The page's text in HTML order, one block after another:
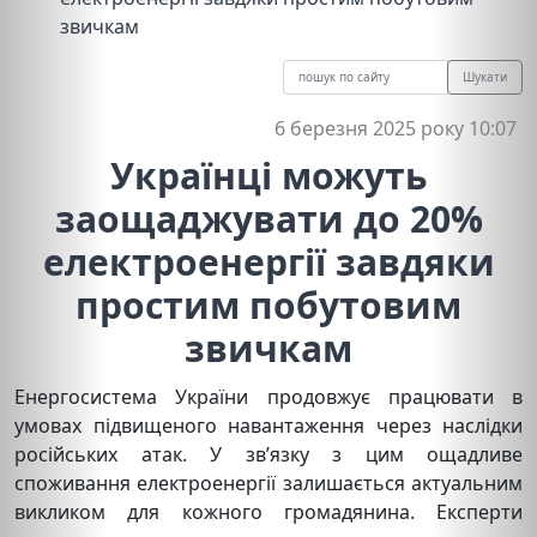
звичкам
Шукати
6 березня 2025 року 10:07
Українці можуть
заощаджувати до 20%
електроенергії завдяки
простим побутовим
звичкам
Енергосистема України продовжує працювати в
умовах підвищеного навантаження через наслідки
російських атак. У зв’язку з цим ощадливе
споживання електроенергії залишається актуальним
викликом для кожного громадянина. Експерти